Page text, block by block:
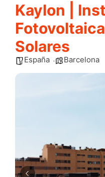
Kaylon |
Solares
España Barcelona